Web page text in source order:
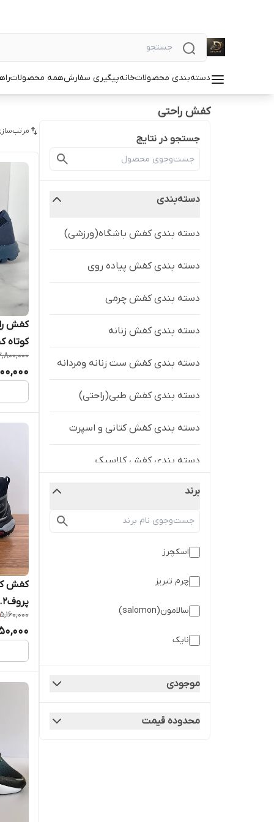
دسته‌بندی محصولاتخانهپیگیری سفارشهمه محصولات
کفش راحتی
جستجو در نتایج
دسته‌بندی
دسته بندی کفش باشگاه(ورزشی)
دسته بندی کفش پیاده روی
دسته بندی کفش چرمی
دسته بندی کفش زنانه
دسته بندی کفش ست زنانه ومردانه
دسته بندی کفش طبی(راحتی)
دسته بندی کفش کتانی و اسپرت
دسته بندی کفش کلاسیک
برند
اسکچرز
چرم تبریز
سالامون(salomon)
نایک
موجودی
محدوده قیمت
کفش
کوتاه
کفش
پروفsalamon waterproof v.2 مشکی
5,160,000